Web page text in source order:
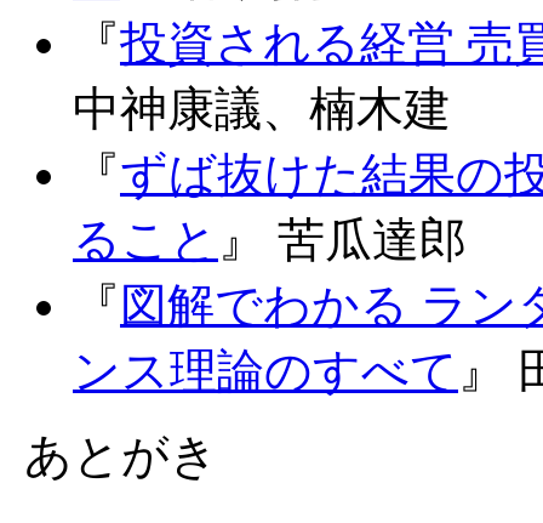
『投資される経営 売
中神康議、楠木建
『ずば抜けた結果の
ること 』 苦瓜達郎
『 図解でわかる ラ
ンス理論のすべて 』
あとがき